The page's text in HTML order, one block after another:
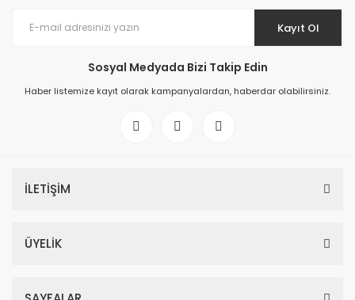
Kayıt Ol
Sosyal Medyada Bizi Takip Edin
Haber listemize kayıt olarak kampanyalardan, haberdar olabilirsiniz.
İLETİŞİM
ÜYELİK